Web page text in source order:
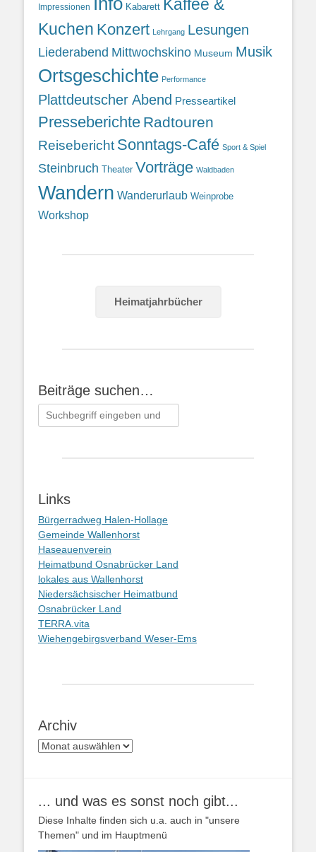
Impressionen Kabarett Kaffee &
Kuchen Konzert Lehrgang Lesungen
Liederabend Mittwochskino Museum Musik
Ortsgeschichte Performance
Plattdeutscher Abend Presseartikel
Presseberichte Radtouren
Reisebericht Sonntags-Café Sport & Spiel
Steinbruch Theater Vorträge Waldbaden
Wandern Wanderurlaub Weinprobe
Workshop
Heimatjahrbücher
Beiträge suchen…
Suchen
nach:
Links
Bürgerradweg Halen-Hollage
Gemeinde Wallenhorst
Haseauenverein
Heimatbund Osnabrücker Land
lokales aus Wallenhorst
Niedersächsischer Heimatbund
Osnabrücker Land
TERRA.vita
Wiehengebirgsverband Weser-Ems
Archiv
Archiv
... und was es sonst noch gibt...
Diese Inhalte finden sich u.a. auch in "unsere
Themen" und im Hauptmenü